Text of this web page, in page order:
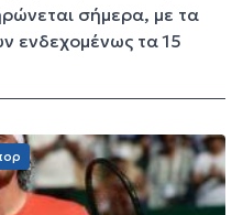
σήμερα, με τα
ενδεχομένως τα 15